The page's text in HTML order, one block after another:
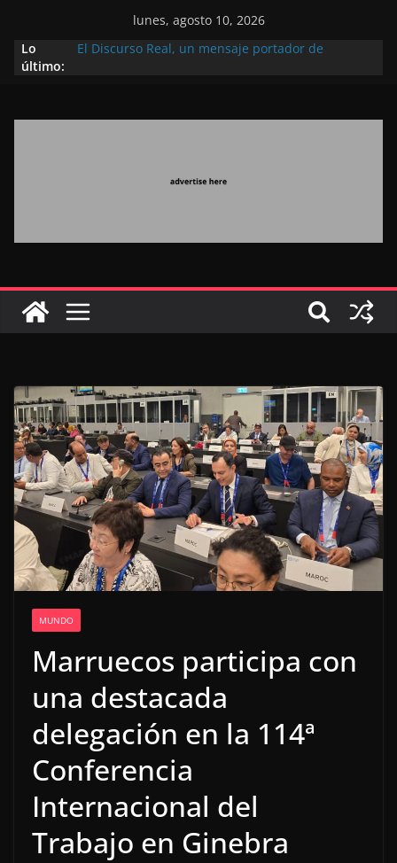
lunes, agosto 10, 2026
Lo
último:
El Discurso Real, un mensaje portador de
Extranjero: al servicio de los grandes proyectos de
Marruecos gracias a una visión estratégica
destinada a consolidar la posición de Marruecos
en una economía mundial competitiva (politólogo
marroquí-estadounidense)
MUNDO
Marruecos participa con
una destacada
delegación en la 114ª
Conferencia
Internacional del
Trabajo en Ginebra